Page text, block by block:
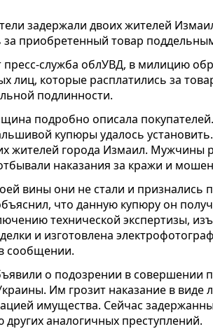
задержали двоих жителей
за приобретенный товар
пресс-служба облУВД, в милицию
лиц, которые расплатились за
подлинности.
подробно описала
купюры удалось
жителей города Измаил. Мужчины
наказания за кражи и
вины они не стали и признались
что данную купюру он
технической экспертизы,
и изготовлена
сообщении.
о подозрении в совершении
Им грозит наказание в
имущества. Сейчас
аналогичных преступлений.